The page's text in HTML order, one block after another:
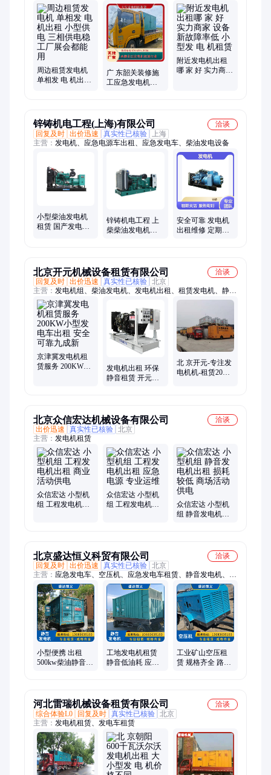
赁、租赁出租发电机组、100-1000发电机组出租租赁、柴油发电
机组出租、应急电源车出租租赁、附近发电机租赁、300kw发电
机出租、400kw发电机租赁、500kw发电机出租、800kw发电机
出租、大型发电机租赁电话
周边租赁发电机
单相发 电 机出租
广 东韶关装修施
工应急发电机出
附近发电机出租
哪 家 好 实力商家
锌铸机电工程(上海)有限公司
洽谈
回复及时 出价迅速 真实性已核验
上海
主营： 发电机、应急电源车出租、应急发电车、柴油发电设备
小型柴油发电机
租赁 国产发电设
锌铸机电工程 上
柴柴油发电机组
安全可靠 发电机
出租维修 定期维
北京开元机械设备租赁有限公司
洽谈
回复及时 出价迅速 真实性已核验 北京
主营： 发电机组、柴油发电机、发电机出租、租赁发电机、静电
发电车、应急发电设备、发电设备租赁
京津冀发电机租
赁服务 200KW小
发电机出租 环保
静音租赁 开元机
北 京开元-专注发
电机机-租赁20年-
北京众信宏达机械设备有限公司
洽谈
出价迅速
真实性已核验 北京
主营： 发电机租赁
众信宏达 小型机
组 工程发电机出
众信宏达 小型机
组 工程发电机出
众信宏达 小型机
组 静音发电机出
北京盛达恒义科贸有限公司
洽谈
回复及时 出价迅速 真实性已核验 北京
主营： 应急发电车、空压机、应急发电车租赁、静音发电机、静
音发电机租赁、出租静音发电机、出租应急发电车、空压机租赁
小型便携 出租
500kw柴油静音发
工地发电机租赁
静音低油耗 应急
工业矿山空压租
赁 规格齐全 路桥
河北雷瑞机械设备租赁有限公司
洽谈
综合体验L0
回复及时 真实性已核验 北京
主营： 发电机租赁、发电车租赁